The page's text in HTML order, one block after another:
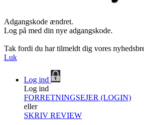
Adgangskode ændret.
Log på med din nye adgangskode.
Tak fordi du har tilmeldt dig vores
Luk
Log ind
Log ind
FORRETNINGSEJER (LOGIN)
eller
SKRIV REVIEW